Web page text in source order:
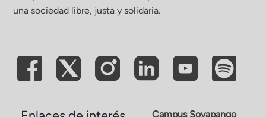
una sociedad libre, justa y solidaria.
Campus Soyapango